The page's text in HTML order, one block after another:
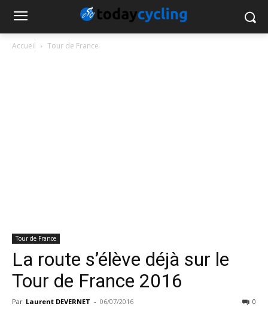
Accueil Tour de France
Tour de France
La route s’élève déjà sur le
Tour de France 2016
Par Laurent DEVERNET - 06/07/2016 0